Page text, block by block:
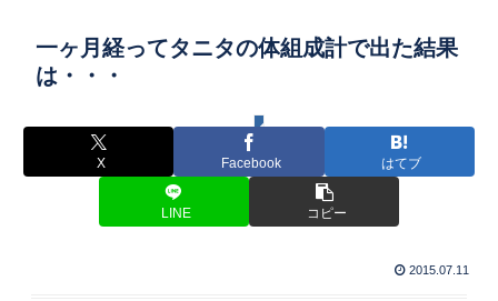
一ヶ月経ってタニタの体組成計で出た結果
は・・・
◆ 学び＆気づき
X Facebook はてブ
LINE コピー
2015.07.11